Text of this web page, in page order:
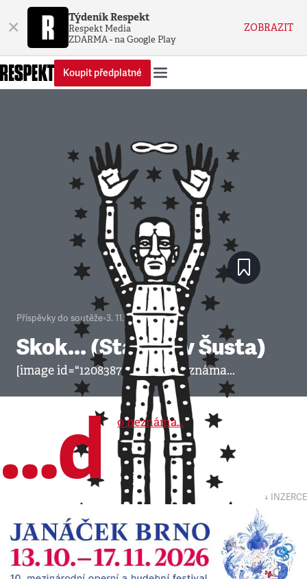
× Týdeník Respekt
Respekt Media
ZDARMA - na Google Play
ZOBRAZIT
Koupit předplatné
Příspěvky do soutěže•3. 11. 2008•1minuta
Skok... (Stanislav Šusta)
[image id="120838700"] ....do neznáma...
…d o neznáma…
↓ INZERCE